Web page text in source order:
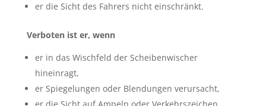
er die Sicht des Fahrers nicht einschränkt.
Verboten ist er, wenn
er in das Wischfeld der Scheibenwischer
hineinragt,
er Spiegelungen oder Blendungen verursacht,